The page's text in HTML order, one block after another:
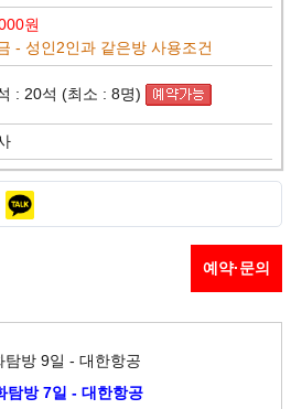
원
- 성인2인과 같은방 사용조건
: 20석 (최소 : 8명)
예약·문의
방 9일 - 대한항공
탐방 7일 - 대한항공